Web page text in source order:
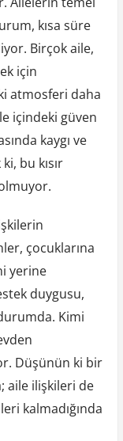
kısa süre
Birçok aile,
için
atmosferi daha
içindeki güven
kaygı ve
bu kısır
çocuklarına
yerine
duygusu,
Kimi
Düşünün ki bir
aile ilişkileri de
kalmadığında